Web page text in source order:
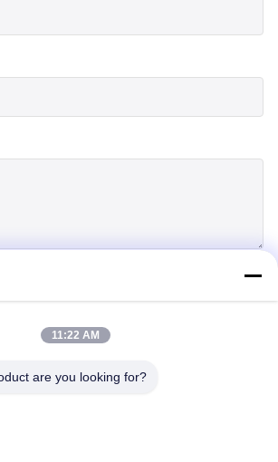
11:22 AM
are you looking for?